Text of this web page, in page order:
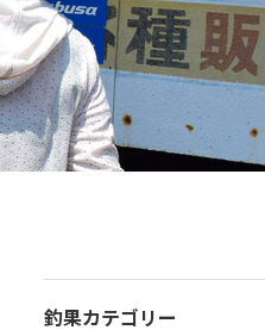
釣果カテゴリー